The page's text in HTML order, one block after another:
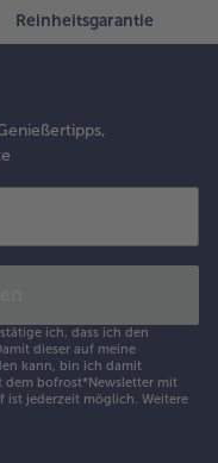
Reinheitsgarantie
ich, dass ich den
dieser auf meine
kann, bin ich damit
dem bofrost*Newsletter mit
ist jederzeit möglich. Weitere